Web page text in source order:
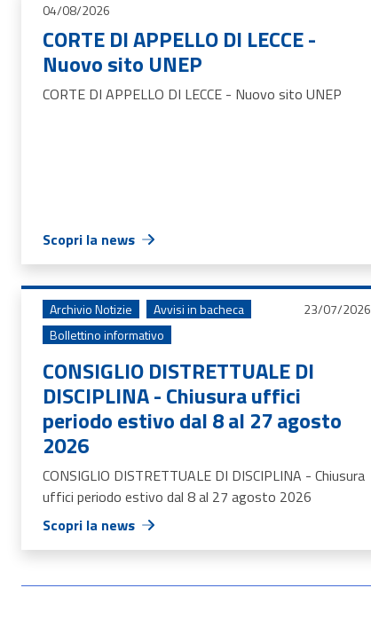
04/08/2026
CORTE DI APPELLO DI LECCE -
Nuovo sito UNEP
CORTE DI APPELLO DI LECCE - Nuovo sito UNEP
Scopri la news
23/07/2026
Archivio Notizie
Avvisi in bacheca
Bollettino informativo
CONSIGLIO DISTRETTUALE DI
DISCIPLINA - Chiusura uffici
periodo estivo dal 8 al 27 agosto
2026
CONSIGLIO DISTRETTUALE DI DISCIPLINA - Chiusura
uffici periodo estivo dal 8 al 27 agosto 2026
Scopri la news